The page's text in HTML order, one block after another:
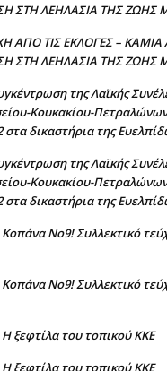
ΣΤΗ ΛΕΗΛΑΣΙΑ ΤΗΣ ΖΩΗΣ
ΑΠΟ ΤΙΣ ΕΚΛΟΓΕΣ –
ΣΤΗ ΛΕΗΛΑΣΙΑ ΤΗΣ ΖΩΗΣ
της Λαϊκής
Κουκακίου-Πετραλώνων
δικαστήρια της
της Λαϊκής
Κουκακίου-Πετραλώνων
δικαστήρια της
Κοπάνα Νο9! Συλλεκτικό
Κοπάνα Νο9! Συλλεκτικό
Η ξεφτίλα του τοπικού ΚΚΕ
Η ξεφτίλα του τοπικού ΚΚΕ